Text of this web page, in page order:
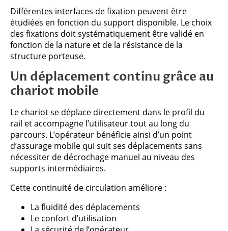
Différentes interfaces de fixation peuvent être
étudiées en fonction du support disponible. Le choix
des fixations doit systématiquement être validé en
fonction de la nature et de la résistance de la
structure porteuse.
Un déplacement continu grâce au
chariot mobile
Le chariot se déplace directement dans le profil du
rail et accompagne l’utilisateur tout au long du
parcours. L’opérateur bénéficie ainsi d’un point
d’assurage mobile qui suit ses déplacements sans
nécessiter de décrochage manuel au niveau des
supports intermédiaires.
Cette continuité de circulation améliore :
La fluidité des déplacements
Le confort d’utilisation